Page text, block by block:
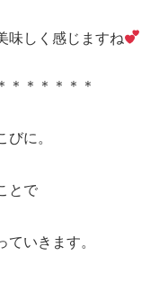
味しく感じますね
＊＊＊＊＊＊
に。
とで
いきます。